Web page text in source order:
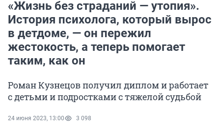
«Жизнь без страданий — утопия».
История психолога, который вырос
в детдоме, — он пережил
жестокость, а теперь помогает
таким, как он
Роман Кузнецов получил диплом и работает
с детьми и подростками с тяжелой судьбой
24 июня 2023, 13:00 3 098